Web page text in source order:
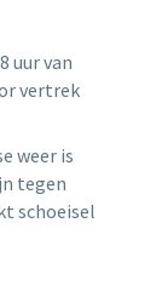
uur van
vertrek
weer is
tegen
schoeisel